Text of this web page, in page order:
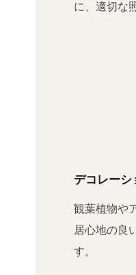
に、適切な
デコレーシ
観葉植物や
居心地の良
す。